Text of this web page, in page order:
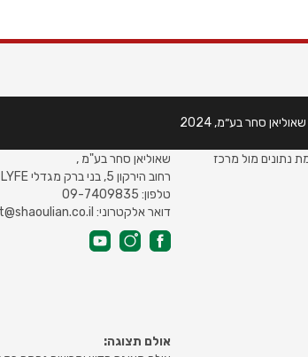
נתונים מול מרכז
שאוליאן סחר בע"מ ,
רחוב הירקון 5, בני ברק מגדלי LYFE
טלפון: 09-7409835
דואר אלקטרוני: sherut@shaoulian.co.il
אולם תצוגה:
סחר בע״מ, 2024